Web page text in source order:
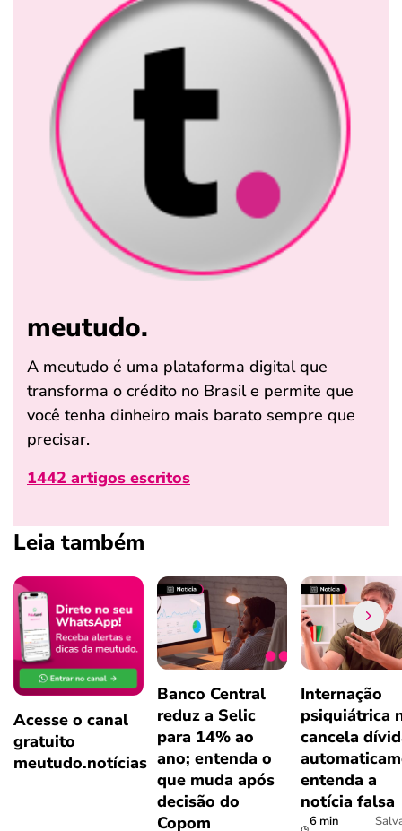
meutudo.
A meutudo é uma plataforma digital que
transforma o crédito no Brasil e permite que
você tenha dinheiro mais barato sempre que
precisar.
1442 artigos escritos
Leia também
Acesse o canal
gratuito
meutudo.notícias
Banco Central
reduz a Selic
para 14% ao
ano; entenda o
que muda após
decisão do
Copom
Internação
psiquiátrica
cancela
entenda a
notícia falsa
6 min